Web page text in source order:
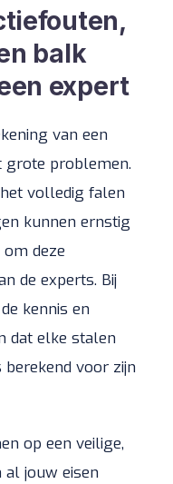
balk
expert
van een
grote problemen.
volledig falen
kunnen ernstig
deze
de experts. Bij
kennis en
dat elke stalen
voor zijn
op een veilige,
al jouw eisen